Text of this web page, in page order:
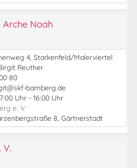
Noah
4, Starkenfeld/Malerviertel
Reuther
80
bamberg.de
Uhr - 16:00 Uhr
e. V.
8, Gärtnerstadt
V.